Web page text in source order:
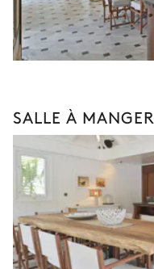
SALLE À MANGER